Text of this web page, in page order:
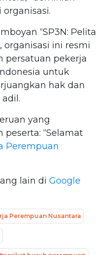
“SP3N: Pelita
organisasi ini resmi
persatuan pekerja
untuk
hak dan
yang
“Selamat
Perempuan
lain di Google
Perempuan Nusantara